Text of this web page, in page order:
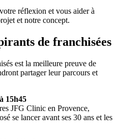
réflexion et vous aider à
et notre concept.
de franchisées
est la meilleure preuve de
partager leur parcours et
15h45
JFG Clinic en Provence,
se lancer avant ses 30 ans et les